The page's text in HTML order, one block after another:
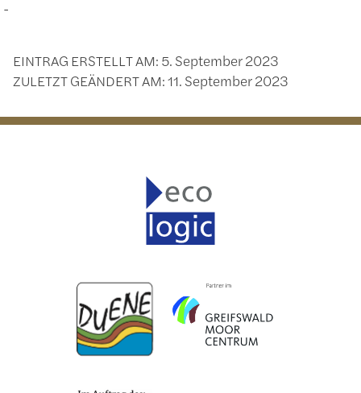
EINTRAG ERSTELLT AM: 5. September 2023
ZULETZT GEÄNDERT AM:11. September 2023